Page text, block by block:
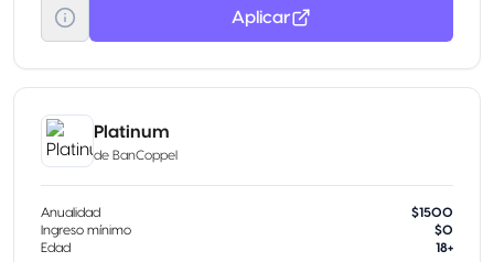
Aplicar
Platinum
de BanCoppel
Anualidad
$1500
Ingreso mínimo
$0
Edad
18+